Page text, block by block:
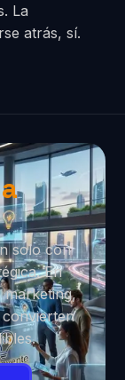
La
atrás, sí.
solo con
En
marketing,
convierten